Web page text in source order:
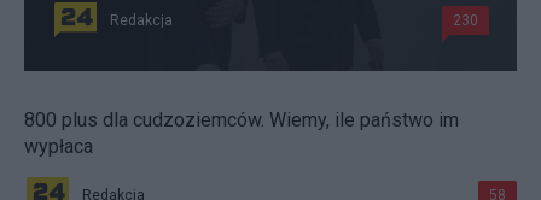
Redakcja 230
800 plus dla cudzoziemców. Wiemy, ile państwo im
wypłaca
Redakcja 58